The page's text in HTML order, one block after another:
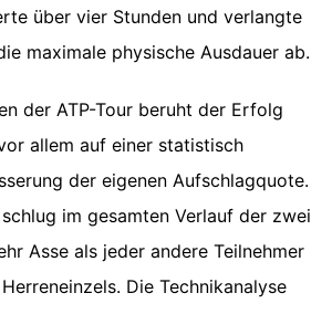
über vier Stunden und verlangte
maximale physische Ausdauer ab.
der ATP-Tour beruht der Erfolg
allem auf einer statistisch
der eigenen Aufschlagquote.
im gesamten Verlauf der zwei
Asse als jeder andere Teilnehmer
Die Technikanalyse